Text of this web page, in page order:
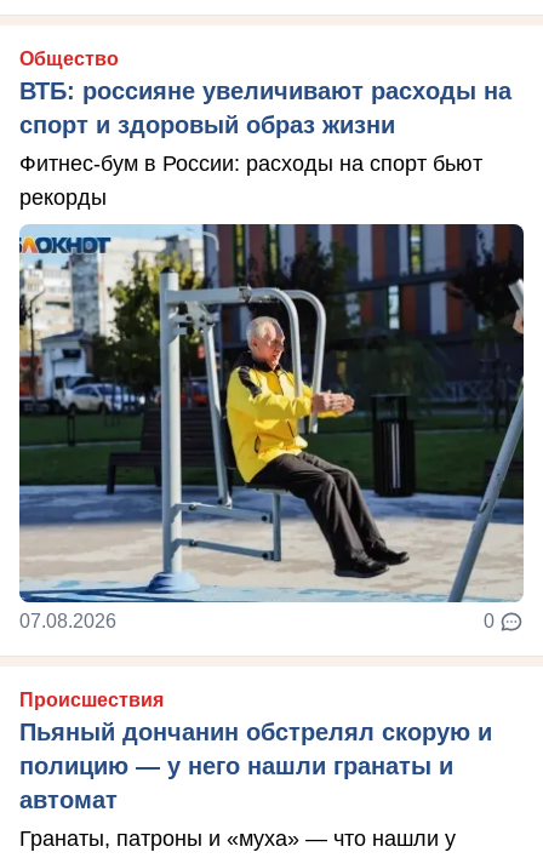
Общество
ВТБ: россияне увеличивают расходы на
спорт и здоровый образ жизни
Фитнес-бум в России: расходы на спорт бьют
рекорды
07.08.2026 0
Происшествия
Пьяный дончанин обстрелял скорую и
полицию — у него нашли гранаты и
автомат
Гранаты, патроны и «муха» — что нашли у